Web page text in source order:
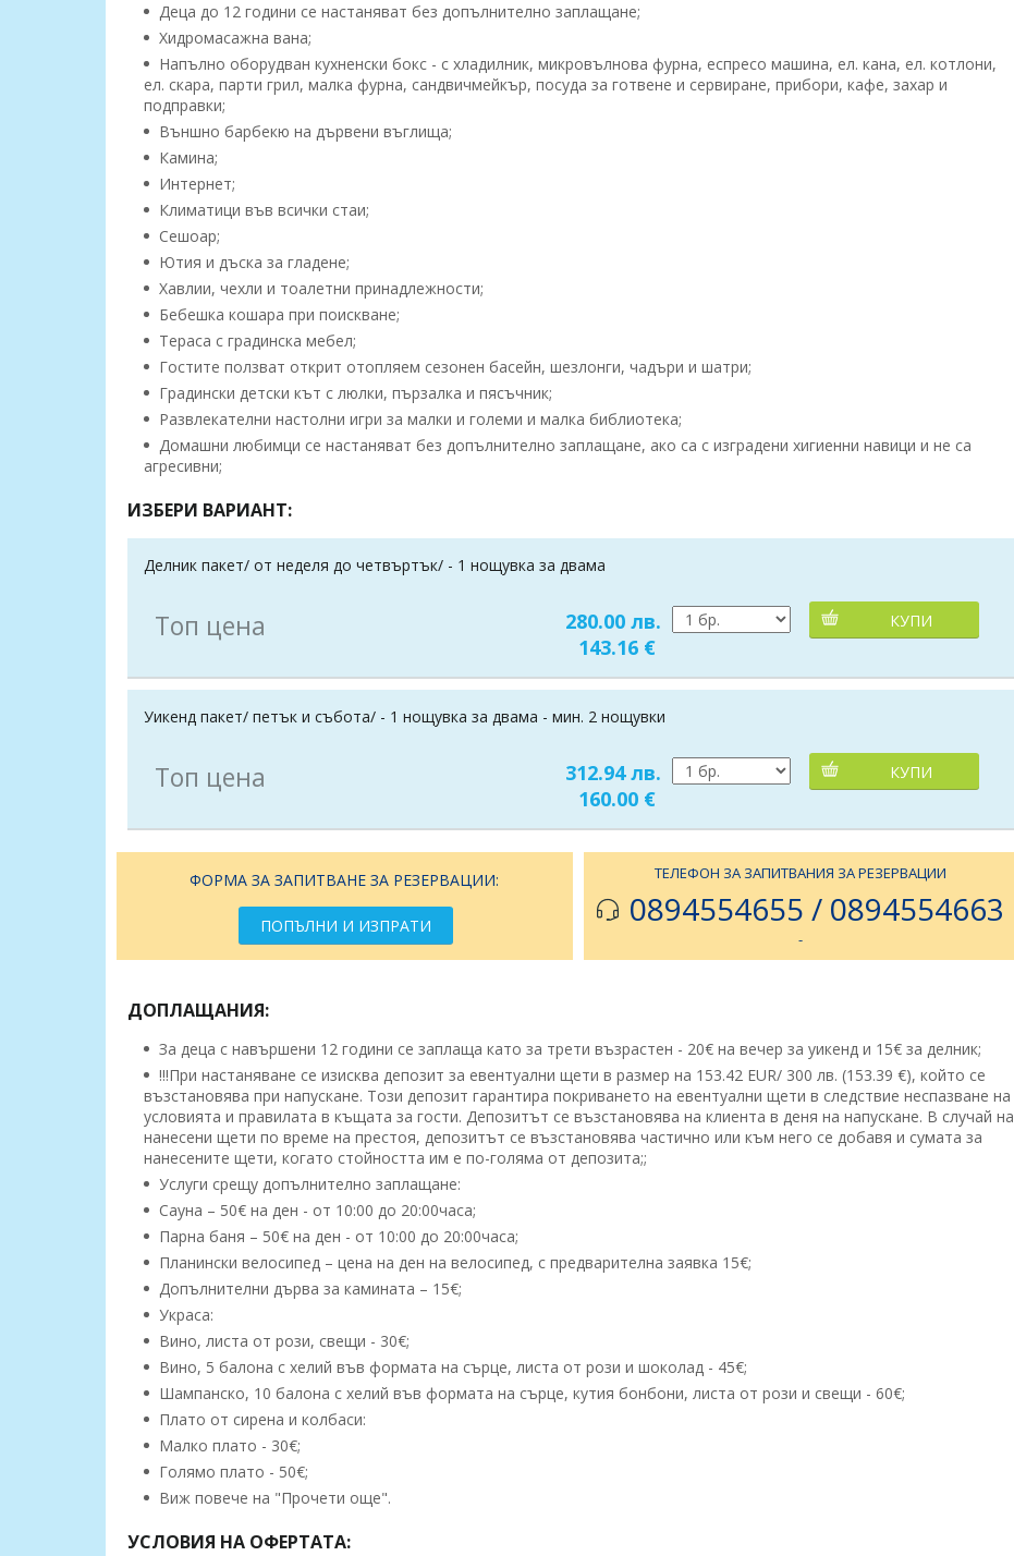
Деца до 12 години се настаняват без допълнително заплащане;
Хидромасажна вана;
Напълно оборудван кухненски бокс - с хладилник, микровълнова фурна, еспресо машина, ел. кана, ел. котлони,
ел. скара, парти грил, малка фурна, сандвичмейкър, посуда за готвене и сервиране, прибори, кафе, захар и
подправки;
Външно барбекю на дървени въглища;
Камина;
Интернет;
Климатици във всички стаи;
Сешоар;
Ютия и дъска за гладене;
Хавлии, чехли и тоалетни принадлежности;
Бебешка кошара при поискване;
Тераса с градинска мебел;
Гостите ползват открит отопляем сезонен басейн, шезлонги, чадъри и шатри;
Градински детски кът с люлки, пързалка и пясъчник;
Развлекателни настолни игри за малки и големи и малка библиотека;
Домашни любимци се настаняват без допълнително заплащане, ако са с изградени хигиенни навици и не са
агресивни;
ИЗБЕРИ ВАРИАНТ:
Делник пакет/ от неделя до четвъртък/ - 1 нощувка за двама
Топ цена
280.00 лв.
143.16 €
КУПИ
Уикенд пакет/ петък и събота/ - 1 нощувка за двама - мин. 2 нощувки
Топ цена
312.94 лв.
160.00 €
КУПИ
ФОРМА ЗА ЗАПИТВАНЕ ЗА РЕЗЕРВАЦИИ:
ПОПЪЛНИ И ИЗПРАТИ
ТЕЛЕФОН ЗА ЗАПИТВАНИЯ ЗА РЕЗЕРВАЦИИ
0894554655 / 0894554663
-
ДОПЛАЩАНИЯ:
За деца с навършени 12 години се заплаща като за трети възрастен - 20€ на вечер за уикенд и 15€ за делник;
!!!При настаняване се изисква депозит за евентуални щети в размер на 153.42 EUR/ 300 лв. (153.39 €), който се
възстановява при напускане. Този депозит гарантира покриването на евентуални щети в следствие неспазване на
условията и правилата в къщата за гости. Депозитът се възстановява на клиента в деня на напускане. В случай на
нанесени щети по време на престоя, депозитът се възстановява частично или към него се добавя и сумата за
нанесените щети, когато стойността им е по-голяма от депозита;;
Услуги срещу допълнително заплащане:
Сауна – 50€ на ден - от 10:00 до 20:00часа;
Парна баня – 50€ на ден - от 10:00 до 20:00часа;
Планински велосипед – цена на ден на велосипед, с предварителна заявка 15€;
Допълнителни дърва за камината – 15€;
Украса:
Вино, листа от рози, свещи - 30€;
Вино, 5 балона с хелий във формата на сърце, листа от рози и шоколад - 45€;
Шампанско, 10 балона с хелий във формата на сърце, кутия бонбони, листа от рози и свещи - 60€;
Плато от сирена и колбаси:
Малко плато - 30€;
Голямо плато - 50€;
Виж повече на "Прочети още".
УСЛОВИЯ НА ОФЕРТАТА: